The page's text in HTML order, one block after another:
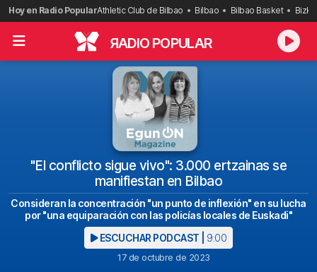
Saltar
al
contenido
Hoy en Radio PopularAthletic Club de Bilbao Bilbao Bilbao Basket
RADIO POPULAR
"El conflicto sigue vivo": 3.000 ertzainas se
manifiestan en Bilbao
Consideran la concentración "un punto de inflexión" en su lucha
por "una equiparación con las policías locales de Euskadi"
ESCUCHAR PODCAST | 9:00
17 de octubre de 2023